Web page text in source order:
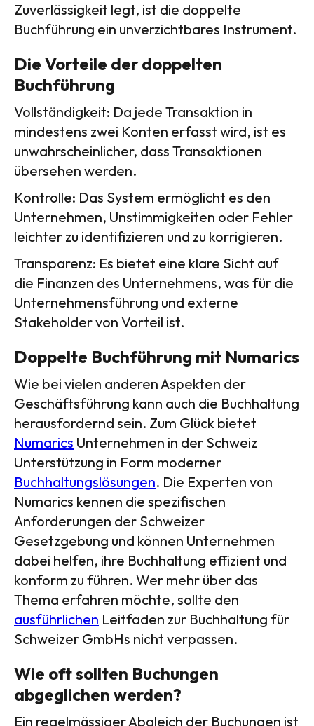
Zuverlässigkeit legt, ist die doppelte
Buchführung ein unverzichtbares Instrument.
Die Vorteile der doppelten
Buchführung
Vollständigkeit: Da jede Transaktion in
mindestens zwei Konten erfasst wird, ist es
unwahrscheinlicher, dass Transaktionen
übersehen werden.
Kontrolle: Das System ermöglicht es den
Unternehmen, Unstimmigkeiten oder Fehler
leichter zu identifizieren und zu korrigieren.
Transparenz: Es bietet eine klare Sicht auf
die Finanzen des Unternehmens, was für die
Unternehmensführung und externe
Stakeholder von Vorteil ist.
Doppelte Buchführung mit Numarics
Wie bei vielen anderen Aspekten der
Geschäftsführung kann auch die Buchhaltung
herausfordernd sein. Zum Glück bietet
Numarics Unternehmen in der Schweiz
Unterstützung in Form moderner
Buchhaltungslösungen. Die Experten von
Numarics kennen die spezifischen
Anforderungen der Schweizer
Gesetzgebung und können Unternehmen
dabei helfen, ihre Buchhaltung effizient und
konform zu führen. Wer mehr über das
Thema erfahren möchte, sollte den
ausführlichen Leitfaden zur Buchhaltung für
Schweizer GmbHs nicht verpassen.
Wie oft sollten Buchungen
abgeglichen werden?
Ein regelmässiger Abgleich der Buchungen ist